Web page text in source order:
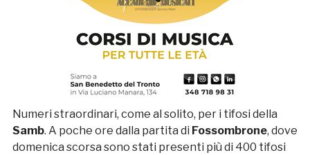
Numeri straordinari, come al solito, per i tifosi della
Samb. A poche ore dalla partita di Fossombrone, dove
domenica scorsa sono stati presenti più di 400 tifosi